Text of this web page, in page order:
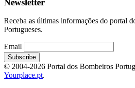
Receba as últimas informações do portal
Portugueses.
Email
© 2004-2026 Portal dos Bombeiros
Yourplace.pt.